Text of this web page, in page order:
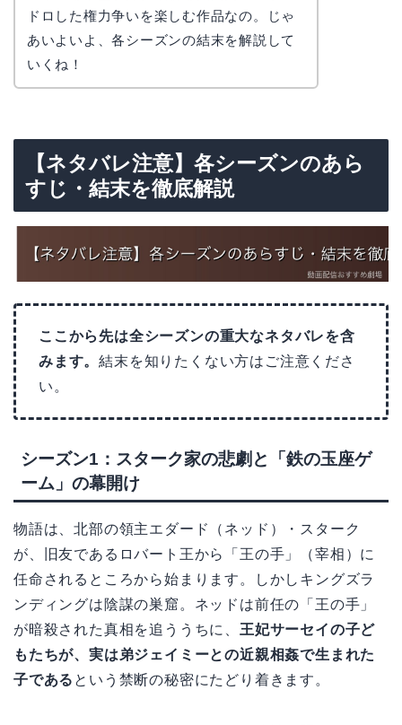
ドロした権力争いを楽しむ作品なの。じゃ
あいよいよ、各シーズンの結末を解説して
いくね！
【ネタバレ注意】各シーズンのあら
すじ・結末を徹底解説
ここから先は全シーズンの重大なネタバレを含
みます。結末を知りたくない方はご注意くださ
い。
シーズン1：スターク家の悲劇と「鉄の玉座ゲ
ーム」の幕開け
物語は、北部の領主エダード（ネッド）・スターク
が、旧友であるロバート王から「王の手」（宰相）に
任命されるところから始まります。しかしキングズラ
ンディングは陰謀の巣窟。ネッドは前任の「王の手」
が暗殺された真相を追ううちに、 王妃サーセイの子ど
もたちが、実は弟ジェイミーとの近親相姦で生まれた
子である という禁断の秘密にたどり着きます。